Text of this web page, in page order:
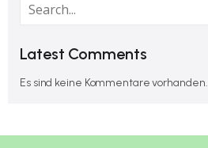
Latest Comments
Es sind keine Kommentare vorhanden.